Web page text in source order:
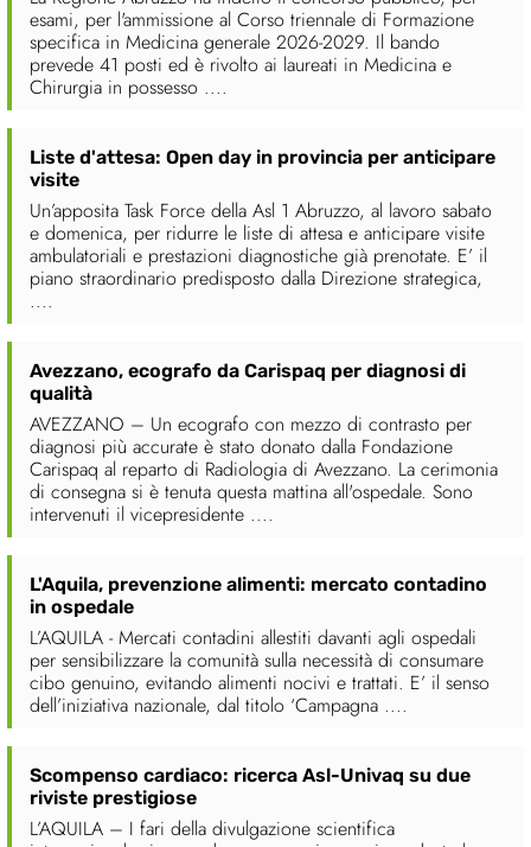
esami, per l'ammissione al Corso triennale di Formazione
specifica in Medicina generale 2026-2029. Il bando
prevede 41 posti ed è rivolto ai laureati in Medicina e
Chirurgia in possesso ....
Liste d'attesa: Open day in provincia per anticipare
visite
Un’apposita Task Force della Asl 1 Abruzzo, al lavoro sabato
e domenica, per ridurre le liste di attesa e anticipare visite
ambulatoriali e prestazioni diagnostiche già prenotate. E’ il
piano straordinario predisposto dalla Direzione strategica,
....
Avezzano, ecografo da Carispaq per diagnosi di
qualità
AVEZZANO – Un ecografo con mezzo di contrasto per
diagnosi più accurate è stato donato dalla Fondazione
Carispaq al reparto di Radiologia di Avezzano. La cerimonia
di consegna si è tenuta questa mattina all'ospedale. Sono
intervenuti il vicepresidente ....
L'Aquila, prevenzione alimenti: mercato contadino
in ospedale
L’AQUILA - Mercati contadini allestiti davanti agli ospedali
per sensibilizzare la comunità sulla necessità di consumare
cibo genuino, evitando alimenti nocivi e trattati. E’ il senso
dell’iniziativa nazionale, dal titolo ‘Campagna ....
Scompenso cardiaco: ricerca Asl-Univaq su due
riviste prestigiose
L’AQUILA – I fari della divulgazione scientifica